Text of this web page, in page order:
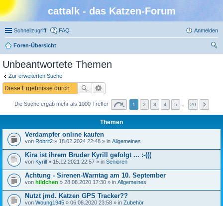
cattalk - das Katzen-Forum
Schnellzugriff FAQ Anmelden
Foren-Übersicht
Unbeantwortete Themen
Zur erweiterten Suche
Die Suche ergab mehr als 1000 Treffer 1 2 3 4 5 20
Themen
Verdampfer online kaufen
von Robrit2 » 18.02.2024 22:48 » in Allgemeines
Kira ist ihrem Bruder Kyrill gefolgt ... :-(((
von Kyrill » 15.12.2021 22:57 » in Senioren
Achtung - Sirenen-Warntag am 10. September
von hildchen » 28.08.2020 17:30 » in Allgemeines
Nutzt jmd. Katzen GPS Tracker??
von Woung1945 » 06.08.2020 23:58 » in Zubehör